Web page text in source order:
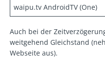
waipu.tv AndroidTV (One)
Auch bei der
weitgehend Gleichstand
Webseite aus).